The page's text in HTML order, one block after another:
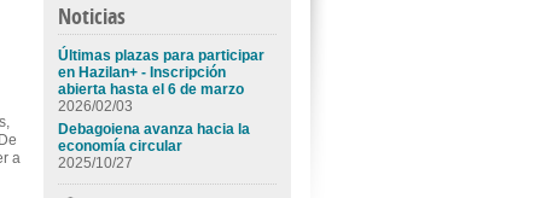
a
Noticias
Últimas plazas para participar
en Hazilan+ - Inscripción
abierta hasta el 6 de marzo
2026/02/03
Debagoiena avanza hacia la
economía circular
2025/10/27